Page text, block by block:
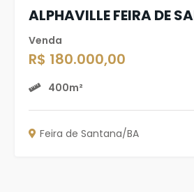
ALPHAVILLE FEIRA DE
Venda
R$ 180.000,00
400m²
Feira de Santana/BA